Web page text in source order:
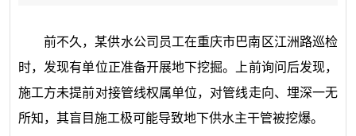
前不久，某供水公司员工在重庆市巴南区江洲路巡检
时，发现有单位正准备开展地下挖掘。上前询问后发现，
施工方未提前对接管线权属单位，对管线走向、埋深一无
所知，其盲目施工极可能导致地下供水主干管被挖爆。